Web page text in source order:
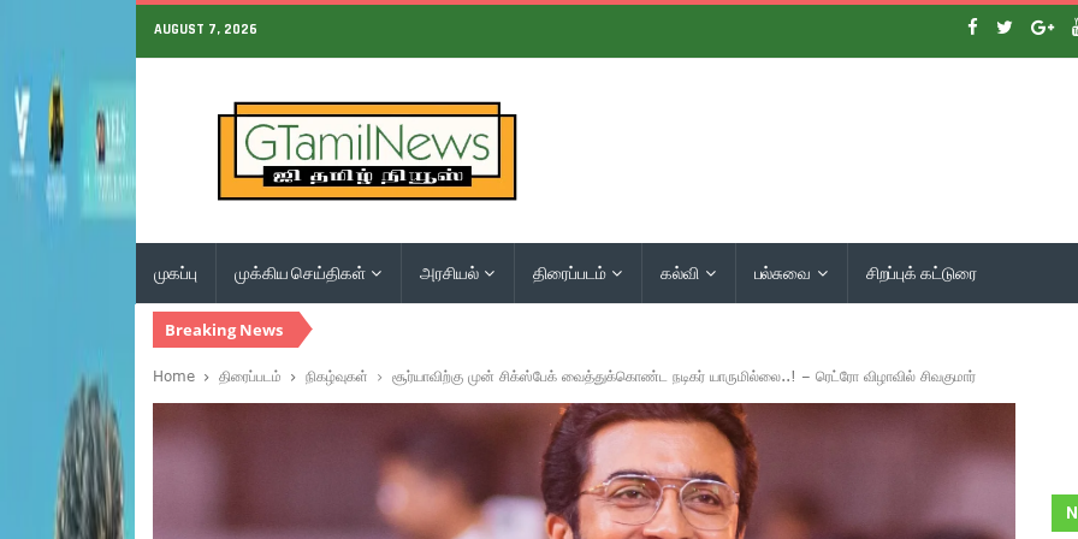
AUGUST 7, 2026
முகப்பு முக்கிய செய்திகள் அரசியல் திரைப்படம் கல்வி பல்சுவை சிறப்புக் கட்டுரை
Breaking News
Home திரைப்படம் நிகழ்வுகள் சூர்யாவிற்கு முன் சிக்ஸ்பேக் வைத்துக்கொண்ட நடிகர் யாருமில்லை..! – ரெட்ரோ விழாவில் சிவகுமார்